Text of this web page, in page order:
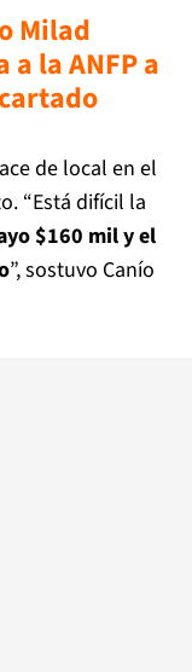
Milad
la ANFP a
de local en el
“Está difícil la
$160 mil y el
”, sostuvo Canío